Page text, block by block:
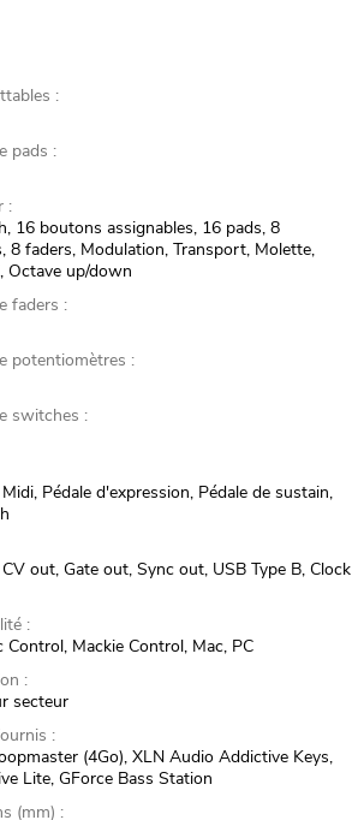
:
pads :
:
16 boutons assignables, 16 pads, 8
8 faders, Modulation, Transport, Molette,
Octave up/down
faders :
potentiomètres :
switches :
Pédale d'expression, Pédale de sustain,
out, Gate out, Sync out, USB Type B, Clock
:
Control, Mackie Control, Mac, PC
:
secteur
:
(4Go), XLN Audio Addictive Keys,
Lite, GForce Bass Station
(mm) :